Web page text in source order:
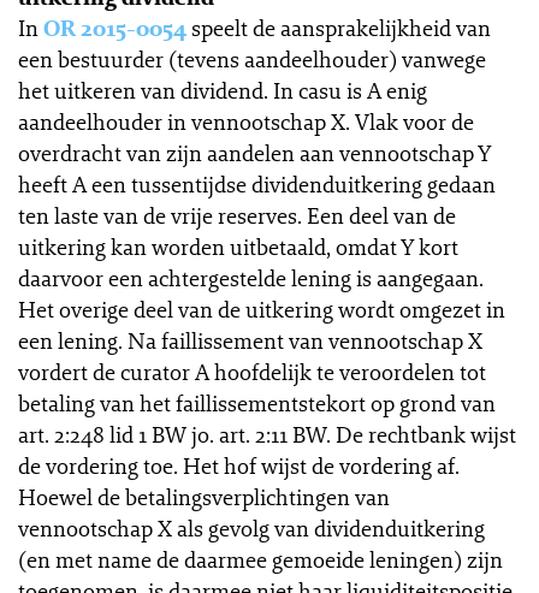
InOR 2015-0054speelt de aansprakelijkheid van
een bestuurder (tevens aandeelhouder) vanwege
het uitkeren van dividend. In casu is A enig
aandeelhouder in vennootschap X. Vlak voor de
overdracht van zijn aandelen aan vennootschap Y
heeft A een tussentijdse dividenduitkering gedaan
ten laste van de vrije reserves. Een deel van de
uitkering kan worden uitbetaald, omdat Y kort
daarvoor een achtergestelde lening is aangegaan.
Het overige deel van de uitkering wordt omgezet in
een lening. Na faillissement van vennootschap X
vordert de curator A hoofdelijk te veroordelen tot
betaling van het faillissementstekort op grond van
art. 2:248 lid 1 BW jo. art. 2:11 BW. De rechtbank wijst
de vordering toe. Het hof wijst de vordering af.
Hoewel de betalingsverplichtingen van
vennootschap X als gevolg van dividenduitkering
(en met name de daarmee gemoeide leningen) zijn